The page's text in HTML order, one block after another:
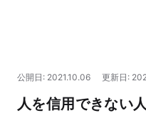
マネー
公開日: 2021.10.06 更新日:
人を信用できない